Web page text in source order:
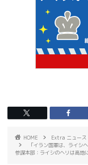
HOME
Extra ニュース
「イラン国軍は、ライシ
参謀本部：ライシのヘリは高地